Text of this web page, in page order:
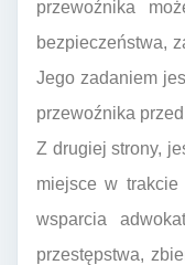
przewoźnika
bezpieczeństwa,
Jego zadaniem
przewoźnika
Z drugiej strony,
miejsce w trakcie
wsparcia
przestępstwa,